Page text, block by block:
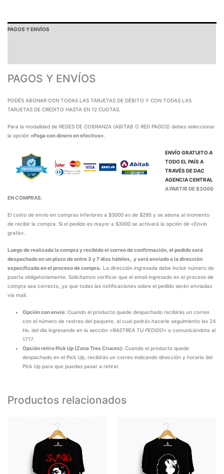
PAGOS Y ENVÍOS
PAGOS Y ENVÍOS
PODÉS ABONAR CON TODAS LAS TARJETAS DE DÉBITO Y CON TODAS LAS
TARJETAS DE CRÉDITO HASTA EN 12 CUOTAS.
Para la modalidad de REDES DE COBRANZA (ABITAB O RED PAGOS) debes seleccionar
la opción «Paga con dinero en efectivo».
ENVÍO GRATUITO A
TODO EL PAÍS A
TRAVÉS DEDAC
AGENCIA CENTRAL
A PARTIR DE $3000
EN COMPRAS.
El costo de envío en compras inferiores a $3000 es de $295 y se abona al momento
de recibir la compra. Si el pedido es mayor a $3000 se activará la opción de «Envío
gratis».
Luego de realizada la compra y recibido el correo de confirmación, el pedido será
despachado en un plazo de entre 3 y 7 días hábiles, y será enviado a la dirección
especificada en el proceso de compra.La dirección ingresada debe incluir número de
puerta obligatoriamente. Solicitamos verificar que el email ingresado en el proceso de
compra sea correcto, ya que todas las notificaciones sobre el pedido serán enviadas
vía mail.
Opción con envío: Cuando el producto quede despachado recibirás un correo
con el número de rastreo del paquete, al cual podrás hacerle seguimiento las 24
Hs. del día ingresando en la sección «RASTREA TU PEDIDO» o comunicándote al
1717.
Opción retiro Pick Up (Zona Tres Cruces): Cuando el producto quede
despachado en el Pick Up, recibirás un correo indicando dirección y horario del
Pick Up para que puedas pasar a retirar.
Productos relacionados